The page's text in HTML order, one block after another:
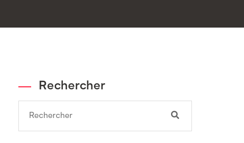
Rechercher